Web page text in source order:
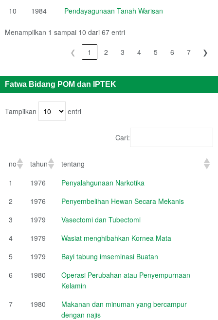
10
1984 Pendayagunaan Tanah Warisan
Menampilkan 1 sampai 10 dari 67 entri
❮ 1 2 3 4 5 6 7 ❯
Fatwa Bidang POM dan IPTEK
Tampilkan entri
Cari:
no tahun
tentang
1
1976
Penyalahgunaan Narkotika
2
1976
Penyembelihan Hewan Secara Mekanis
3
1979
Vasectomi dan Tubectomi
4
1979
Wasiat menghibahkan Kornea Mata
5
1979
Bayi tabung imseminasi Buatan
6
1980
Operasi Perubahan atau Penyempurnaan
Kelamin
7
1980
Makanan dan minuman yang bercampur
dengan najis